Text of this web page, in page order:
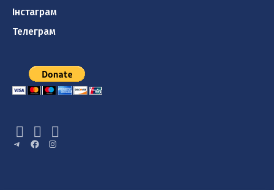
Інстаграм
Телеграм
Telegram Facebook Instagram